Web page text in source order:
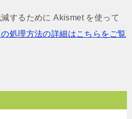
するために Akismet を使って
処理方法の詳細はこちらをご覧